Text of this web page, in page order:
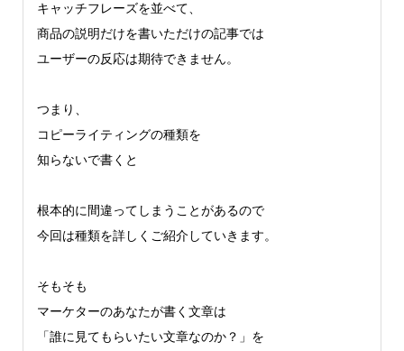
キャッチフレーズを並べて、
商品の説明だけを書いただけの記事では
ユーザーの反応は期待できません。
つまり、
コピーライティングの種類を
知らないで書くと
根本的に間違ってしまうことがあるので
今回は種類を詳しくご紹介していきます。
そもそも
マーケターのあなたが書く文章は
「誰に見てもらいたい文章なのか？」を